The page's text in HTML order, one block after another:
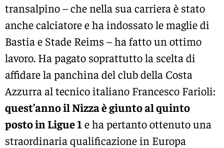
transalpino – che nella sua carriera è stato
anche calciatore e ha indossato le maglie di
Bastia e Stade Reims – ha fatto un ottimo
lavoro. Ha pagato soprattutto la scelta di
affidare la panchina del club della Costa
Azzurra al tecnico italiano Francesco Farioli:
quest’anno il Nizza è giunto al quinto
posto in Ligue 1e ha pertanto ottenuto una
straordinaria qualificazione in Europa